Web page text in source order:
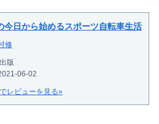
今日から始めるスポーツ自転車生活
修
版
06-02
レビューを見る»